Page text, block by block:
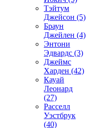
Тэйтум
Джейсон (5)
Браун
Джейлен (4)
Энтони
Эдвардс (3)
Джеймс
Харден (42)
Кауай
Леонард
(27)
Расселл
Уэстбрук
(40)